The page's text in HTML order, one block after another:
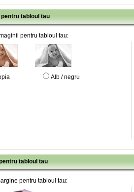
tabloul tau
pentru tabloul tau:
Alb / negru
tabloul tau
pentru tabloul tau: